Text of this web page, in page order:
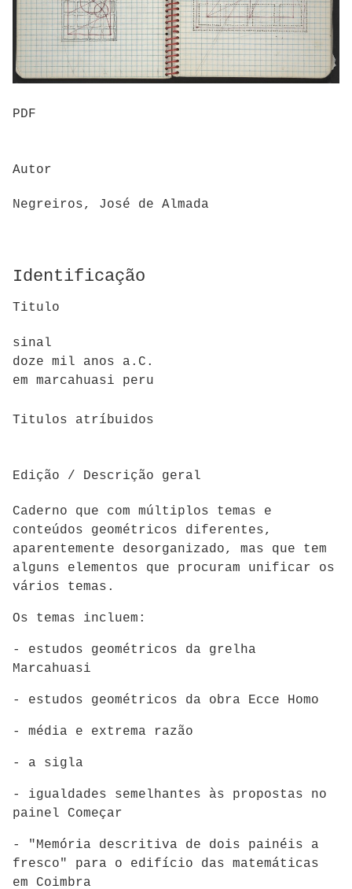
PDF
Autor
Negreiros, José de Almada
Identificação
Titulo
sinal
doze mil anos a.C.
em marcahuasi peru
Titulos atríbuidos
Edição / Descrição geral
Caderno que com múltiplos temas e
conteúdos geométricos diferentes,
aparentemente desorganizado, mas que tem
alguns elementos que procuram unificar os
vários temas.
Os temas incluem:
- estudos geométricos da grelha
Marcahuasi
- estudos geométricos da obra Ecce Homo
- média e extrema razão
- a sigla
- igualdades semelhantes às propostas no
painel Começar
- "Memória descritiva de dois painéis a
fresco" para o edifício das matemáticas
em Coimbra